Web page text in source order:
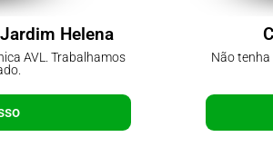
Helena
AVL. Trabalhamos
Não tenha